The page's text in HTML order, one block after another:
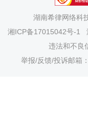
湖南希律网络科
湘ICP备17015042号-1
违法和不良
举报/反馈/投诉邮箱